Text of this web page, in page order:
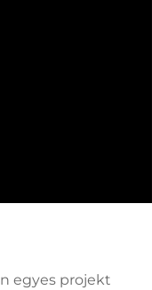
egyes projekt